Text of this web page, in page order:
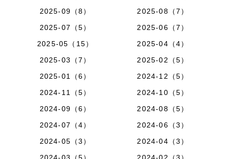
2025-09（8）
2025-08（7）
2025-07（5）
2025-06（7）
2025-05（15）
2025-04（4）
2025-03（7）
2025-02（5）
2025-01（6）
2024-12（5）
2024-11（5）
2024-10（5）
2024-09（6）
2024-08（5）
2024-07（4）
2024-06（3）
2024-05（3）
2024-04（3）